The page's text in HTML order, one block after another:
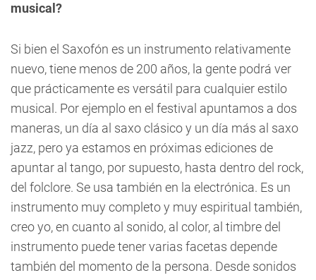
musical?
Si bien el Saxofón es un instrumento relativamente
nuevo, tiene menos de 200 años, la gente podrá ver
que prácticamente es versátil para cualquier estilo
musical. Por ejemplo en el festival apuntamos a dos
maneras, un día al saxo clásico y un día más al saxo
jazz, pero ya estamos en próximas ediciones de
apuntar al tango, por supuesto, hasta dentro del rock,
del folclore. Se usa también en la electrónica. Es un
instrumento muy completo y muy espiritual también,
creo yo, en cuanto al sonido, al color, al timbre del
instrumento puede tener varias facetas depende
también del momento de la persona. Desde sonidos